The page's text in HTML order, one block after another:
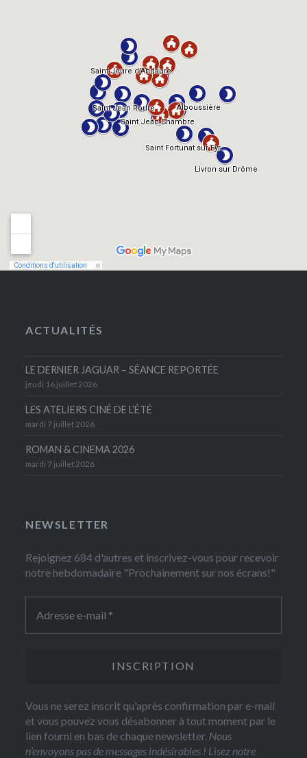
ACTUALITÉS
LE DERNIER JAGUAR – SÉANCE REPORTÉE
jeudi 16 juillet 2026
LES ATELIERS CINÉ DE L’ÉTÉ
mardi 7 juillet 2026
ROMAN & CINEMA 2026
mardi 7 juillet 2026
NEWSLETTER
Rejoignez 684 d'autres et inscrivez-vous pour recevoir
notre hebdomadaire "Prochainement sur nos écrans!"
Vous ne serez inscrit qu'après confirmation par e-mail
et vous pouvez vous désabonner à tout moment par le
lien fourni en bas de chaque newsletter. Nous
n’envoyons pas de messages indésirables ! Lisez notre